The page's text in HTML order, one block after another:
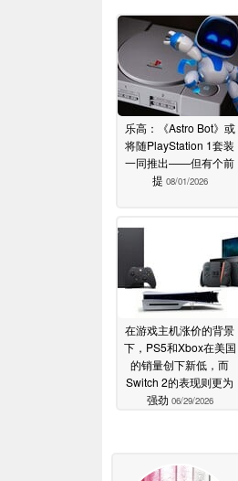
乐高：《Astro Bot》或
将随PlayStation 1套装
一同推出——但有个前
提 08/01/2026
在游戏主机涨价的背景
下，PS5和Xbox在美国
的销量创下新低，而
Switch 2的表现则更为
强劲 06/29/2026